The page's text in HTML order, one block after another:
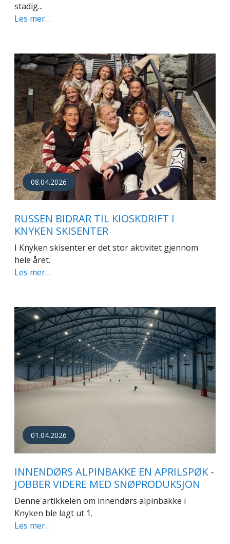
stadig...
Les mer…
08.04.2026
RUSSEN BIDRAR TIL KIOSKDRIFT I
KNYKEN SKISENTER
I Knyken skisenter er det stor aktivitet gjennom
hele året.
Les mer…
01.04.2026
INNENDØRS ALPINBAKKE EN APRILSPØK -
JOBBER VIDERE MED SNØPRODUKSJON
Denne artikkelen om innendørs alpinbakke i
Knyken ble lagt ut 1.
Les mer…